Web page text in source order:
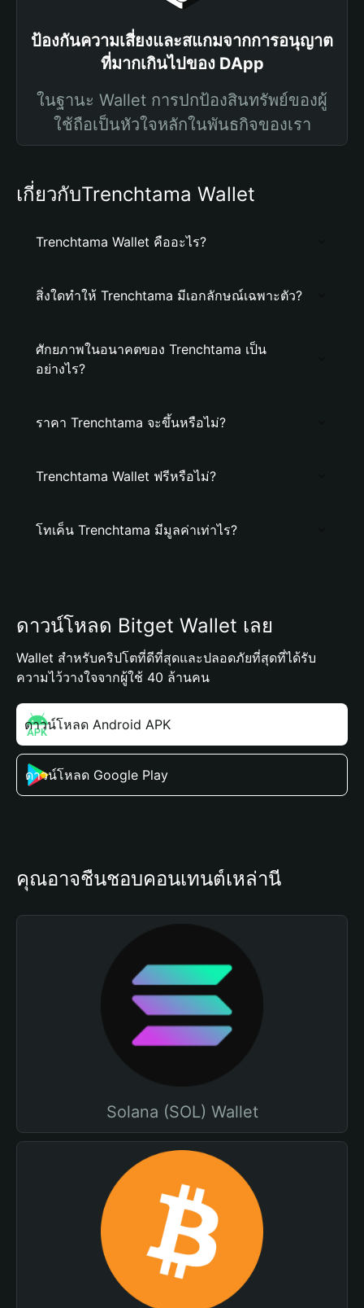
ป้องกันความเสี่ยงและสแกมจากการอนุญาต
ที่มากเกินไปของ DApp
ในฐานะ Wallet การปกป้องสินทรัพย์ของผู้
ใช้ถือเป็นหัวใจหลักในพันธกิจของเรา
เกี่ยวกับTrenchtama Wallet
Trenchtama Wallet คืออะไร?
สิ่งใดทำให้ Trenchtama มีเอกลักษณ์เฉพาะตัว?
ศักยภาพในอนาคตของ Trenchtama เป็น
อย่างไร?
ราคา Trenchtama จะขึ้นหรือไม่?
Trenchtama Wallet ฟรีหรือไม่?
โทเค็น Trenchtama มีมูลค่าเท่าไร?
ดาวน์โหลด Bitget Wallet เลย
Wallet สำหรับคริปโตที่ดีที่สุดและปลอดภัยที่สุดที่ได้รับ
ความไว้วางใจจากผู้ใช้ 40 ล้านคน
ดาวน์โหลด Android APK
ดาวน์โหลด Google Play
คุณอาจชื่นชอบคอนเทนต์เหล่านี้
Solana (SOL) Wallet